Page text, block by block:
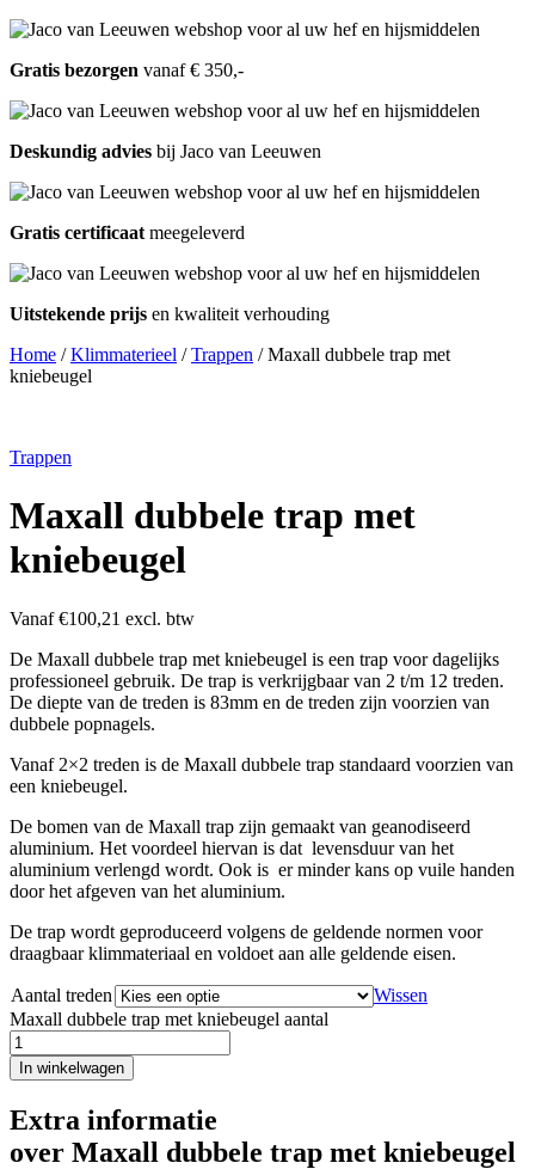
Gratis bezorgen vanaf € 350,-
Deskundig advies bij Jaco van Leeuwen
Gratis certificaat meegeleverd
Uitstekende prijs en kwaliteit verhouding
Home /Klimmaterieel /Trappen / Maxall dubbele trap met
kniebeugel
Trappen
Maxall dubbele trap met
kniebeugel
Vanaf€100,21 excl. btw
De Maxall dubbele trap met kniebeugel is een trap voor dagelijks
professioneel gebruik. De trap is verkrijgbaar van 2 t/m 12 treden.
De diepte van de treden is 83mm en de treden zijn voorzien van
dubbele popnagels.
Vanaf 2×2 treden is de Maxall dubbele trap standaard voorzien van
een kniebeugel.
De bomen van de Maxall trap zijn gemaakt van geanodiseerd
aluminium. Het voordeel hiervan is dat levensduur van het
aluminium verlengd wordt. Ook is er minder kans op vuile handen
door het afgeven van het aluminium.
De trap wordt geproduceerd volgens de geldende normen voor
draagbaar klimmateriaal en voldoet aan alle geldende eisen.
Aantal treden
Wissen
Maxall dubbele trap met kniebeugel aantal
In winkelwagen
Extra informatie
over Maxall dubbele trap met kniebeugel